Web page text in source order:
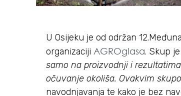
U Osijeku je od održan
organizaciji AGROglasa. Skup
samo na proizvodnji i
očuvanje okoliša. Ovakvim
navodnjavanja te kako je bez